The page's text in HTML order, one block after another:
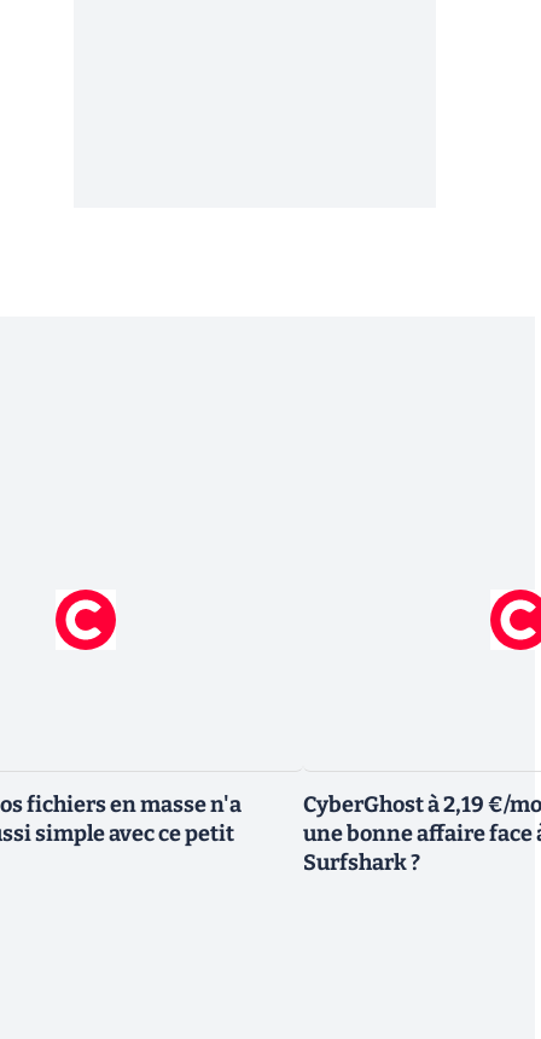
fichiers en masse n'a
simple avec ce petit
CyberGhost à 2,19 €/
une bonne affaire face
Surfshark ?